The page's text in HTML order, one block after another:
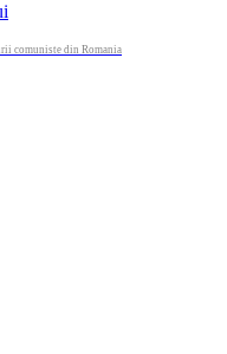
comuniste din Romania